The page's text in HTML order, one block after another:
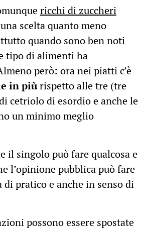
ricchi di zuccheri
scelta quanto meno
quando sono ben noti
tipo di alimenti ha
però: ora nei piatti c’è
in piùrispetto alle tre (tre
cetriolo di esordio e anche le
un minimo meglio
il singolo può fare qualcosa e
l’opinione pubblica può fare
di pratico e anche in senso di
possono essere spostate